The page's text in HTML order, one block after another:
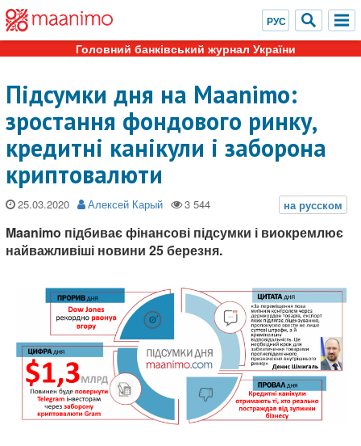
Головний банківський журнал України
Підсумки дня на Maanimo:
зростання фондового ринку,
кредитні канікули і заборона
криптовалюти
25.03.2020 Алексей Карый
Maanimo підбиває фінансові підсумки і виокремлює
найважливіші новини 25 березня.